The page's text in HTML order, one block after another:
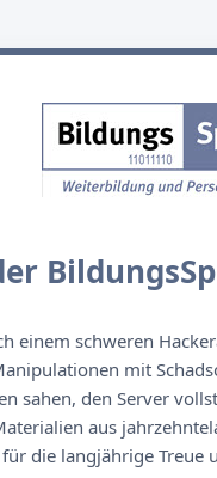
einem schweren
mit
sahen, den Server
aus
die langjährige Treue